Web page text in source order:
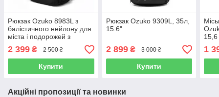
Рюкзак Ozuko 8983L з
балістичного нейлону для
міста і подорожей з
відділенням для ноутбука
до 17 дюймів
2 399 ₴ 2 500 ₴
Купити
Рюкзак Ozuko 9309L, 35л,
15.6"
2 899₴ 3 000 ₴
Купити
1
Акційні пропозиції та новинки